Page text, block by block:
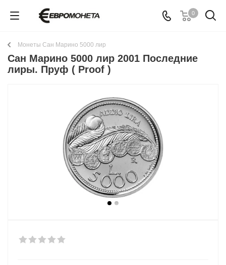
0
Монеты Сан Марино 5000 лир
Сан Марино 5000 лир 2001 Последние
лиры. Пруф ( Proof )